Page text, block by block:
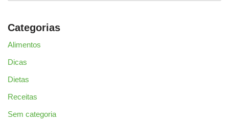
Categorias
Alimentos
Dicas
Dietas
Receitas
Sem categoria